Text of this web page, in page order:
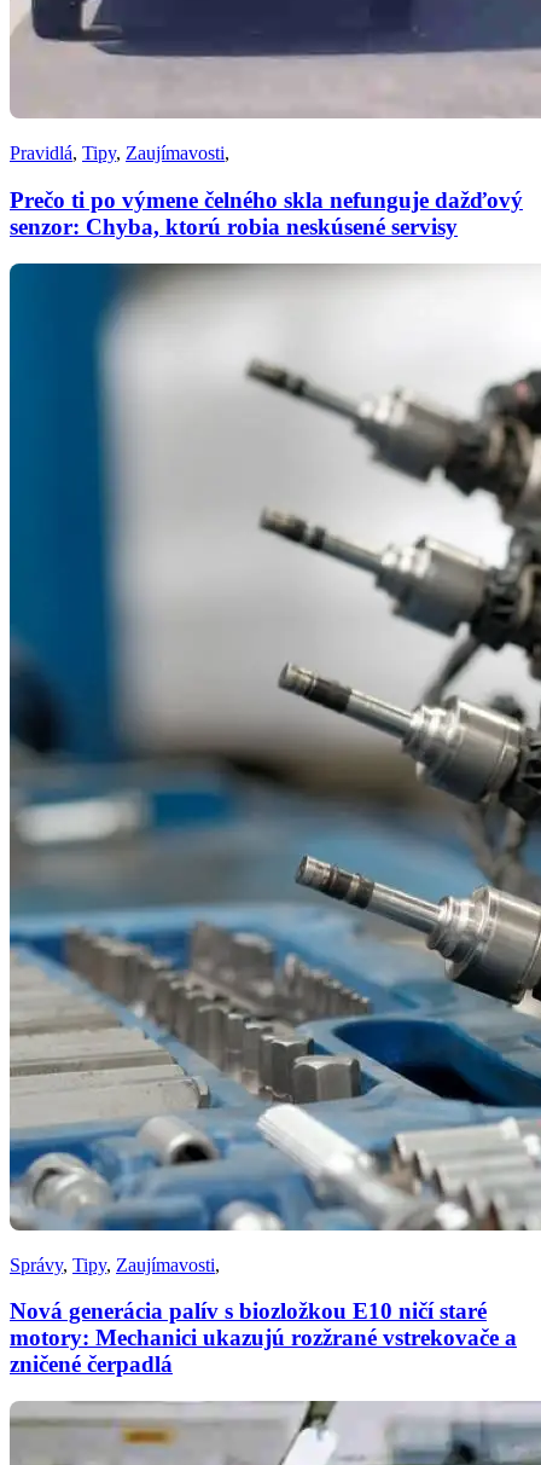
Pravidlá, Tipy, Zaujímavosti,
Prečo ti po výmene čelného skla nefunguje dažďový
senzor: Chyba, ktorú robia neskúsené servisy
Správy, Tipy, Zaujímavosti,
Nová generácia palív s biozložkou E10 ničí staré
motory: Mechanici ukazujú rozžrané vstrekovače a
zničené čerpadlá